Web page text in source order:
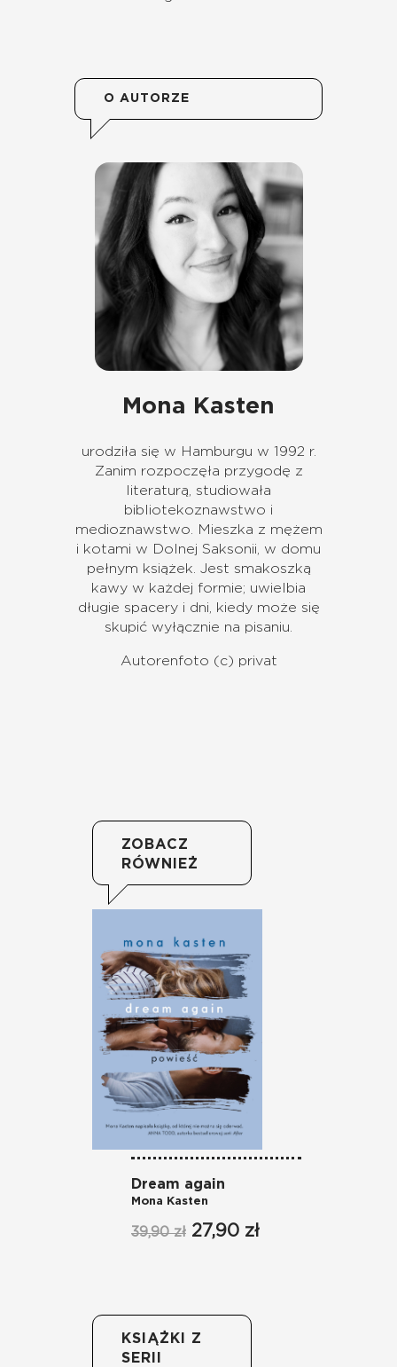
O AUTORZE
Mona Kasten
urodziła się w Hamburgu w 1992 r.
Zanim rozpoczęła przygodę z
literaturą, studiowała
bibliotekoznawstwo i
medioznawstwo. Mieszka z mężem
i kotami w Dolnej Saksonii, w domu
pełnym książek. Jest smakoszką
kawy w każdej formie; uwielbia
długie spacery i dni, kiedy może się
skupić wyłącznie na pisaniu.
Autorenfoto (c) privat
ZOBACZ
RÓWNIEŻ
Dream again
Mona Kasten
39,90 zł 27,90 zł
KSIĄŻKI Z
SERII